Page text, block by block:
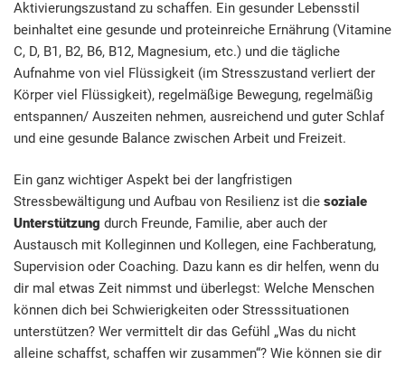
Aktivierungszustand zu schaffen. Ein gesunder Lebensstil
beinhaltet eine gesunde und proteinreiche Ernährung (Vitamine
C, D, B1, B2, B6, B12, Magnesium, etc.) und die tägliche
Aufnahme von viel Flüssigkeit (im Stresszustand verliert der
Körper viel Flüssigkeit), regelmäßige Bewegung, regelmäßig
entspannen/ Auszeiten nehmen, ausreichend und guter Schlaf
und eine gesunde Balance zwischen Arbeit und Freizeit.
Ein ganz wichtiger Aspekt bei der langfristigen
Stressbewältigung und Aufbau von Resilienz ist die soziale
Unterstützung durch Freunde, Familie, aber auch der
Austausch mit Kolleginnen und Kollegen, eine Fachberatung,
Supervision oder Coaching. Dazu kann es dir helfen, wenn du
dir mal etwas Zeit nimmst und überlegst: Welche Menschen
können dich bei Schwierigkeiten oder Stresssituationen
unterstützen? Wer vermittelt dir das Gefühl „Was du nicht
alleine schaffst, schaffen wir zusammen“? Wie können sie dir